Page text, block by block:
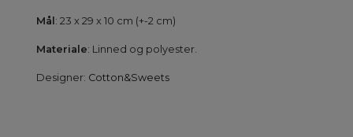
Mål : 23 x 29 x 10 cm (+-2 cm)
Materiale: Linned og polyester.
Designer: Cotton&Sweets